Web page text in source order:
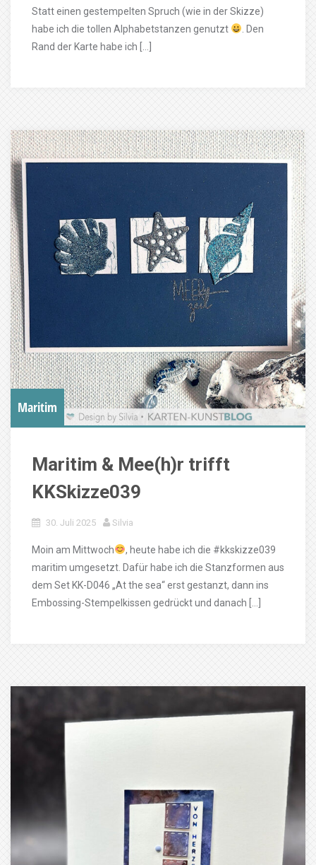
Statt einen gestempelten Spruch (wie in der Skizze)
habe ich die tollen Alphabetstanzen genutzt
. Den
Rand der Karte habe ich […]
Maritim
Maritim & Mee(h)r trifft
KKSkizze039
30. Juli 2025 Silvia
Moin am Mittwoch
, heute habe ich die #kkskizze039
maritim umgesetzt. Dafür habe ich die Stanzformen aus
dem Set KK-D046 „At the sea“ erst gestanzt, dann ins
Embossing-Stempelkissen gedrückt und danach […]